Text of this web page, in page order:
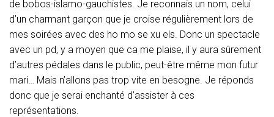
de bobos-islamo-gauchistes. Je reconnais un nom, celui
d’un charmant garçon que je croise régulièrement lors de
mes soirées avec des ho mo se xu els. Donc un spectacle
avec un pd, y a moyen que ca me plaise, il y aura sûrement
d’autres pédales dans le public, peut-être même mon futur
mari… Mais n’allons pas trop vite en besogne. Je réponds
donc que je serai enchanté d’assister à ces
représentations.